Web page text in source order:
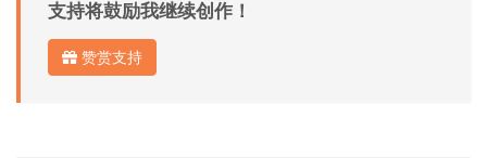
支持将鼓励我继续创作！
赞赏支持